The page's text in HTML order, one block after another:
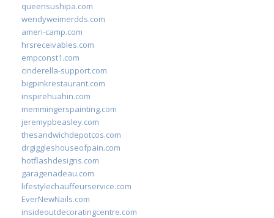
queensushipa.com
wendyweimerdds.com
ameri-camp.com
hrsreceivables.com
empconst1.com
cinderella-support.com
bigpinkrestaurant.com
inspirehuahin.com
memmingerspainting.com
jeremypbeasley.com
thesandwichdepotcos.com
drgiggleshouseofpain.com
hotflashdesigns.com
garagenadeau.com
lifestylechauffeurservice.com
EverNewNails.com
insideoutdecoratingcentre.com